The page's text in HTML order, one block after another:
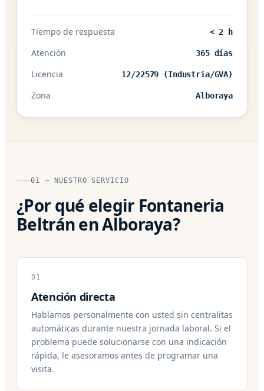
Tiempo de respuesta < 2 h
Atención 365 días
Licencia 12/22579 (Industria/GVA)
Zona Alboraya
01 — NUESTRO SERVICIO
¿Por qué elegir Fontaneria
Beltrán en Alboraya?
01
Atención directa
Hablamos personalmente con usted sin centralitas
automáticas durante nuestra jornada laboral. Si el
problema puede solucionarse con una indicación
rápida, le asesoramos antes de programar una
visita.